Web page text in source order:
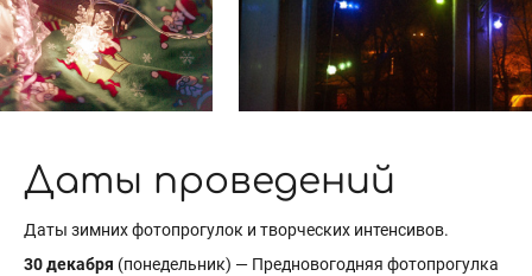
Даты проведений
Даты зимних фотопрогулок и творческих интенсивов.
30 декабря (понедельник) — Предновогодняя фотопрогулка